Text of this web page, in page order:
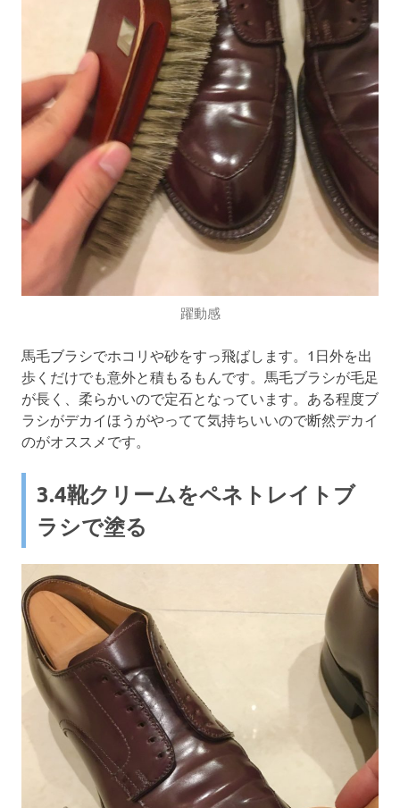
躍動感
馬毛ブラシでホコリや砂をすっ飛ばします。1日外を出
歩くだけでも意外と積もるもんです。馬毛ブラシが毛足
が長く、柔らかいので定石となっています。ある程度ブ
ラシがデカイほうがやってて気持ちいいので断然デカイ
のがオススメです。
3.4靴クリームをペネトレイトブ
ラシで塗る